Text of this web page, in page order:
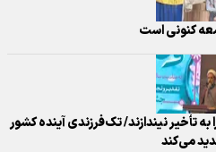
کنونی است
تأخیر نیندازند/ تک‌فرزندی آینده کشور
می‌کند